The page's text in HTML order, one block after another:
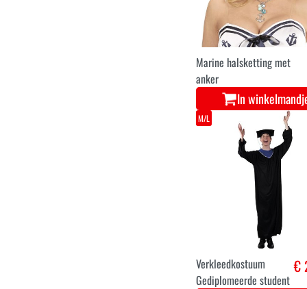
Marine halsketting met
anker
In
M/L
Verkleedkostuum
Gediplomeerde student
€